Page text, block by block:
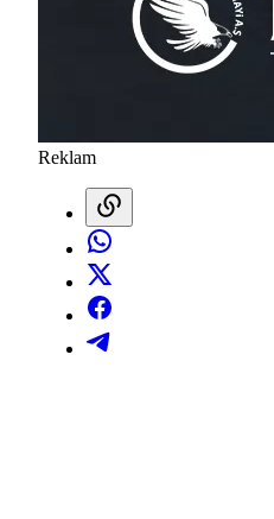
Reklam